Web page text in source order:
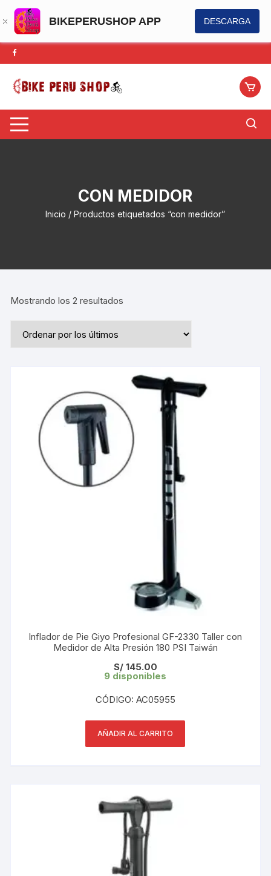
BIKEPERUSHOP APP DESCARGA
Saltar
al
contenido
CON MEDIDOR
Inicio / Productos etiquetados “con medidor”
Mostrando los 2 resultados
Inflador de Pie Giyo Profesional GF-2330 Taller con
Medidor de Alta Presión 180 PSI Taiwán
S/145.00
9 disponibles
CÓDIGO: AC05955
AÑADIR AL CARRITO